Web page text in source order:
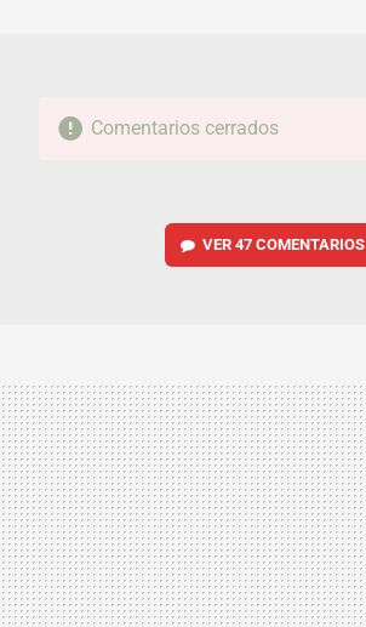
Comentarios cerrados
VER 47 COMENTARIOS